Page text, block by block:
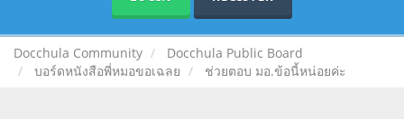
Docchula Community
Docchula Public Board
บอร์ดหนังสือพี่หมอขอเฉลย
ช่วยตอบ มอ.ข้อนี้หน่อยค่ะ